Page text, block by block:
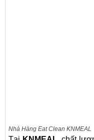
Nhà Hàng Eat Clean KNMEAL